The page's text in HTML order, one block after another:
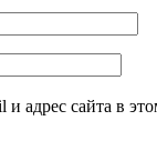
адрес сайта в